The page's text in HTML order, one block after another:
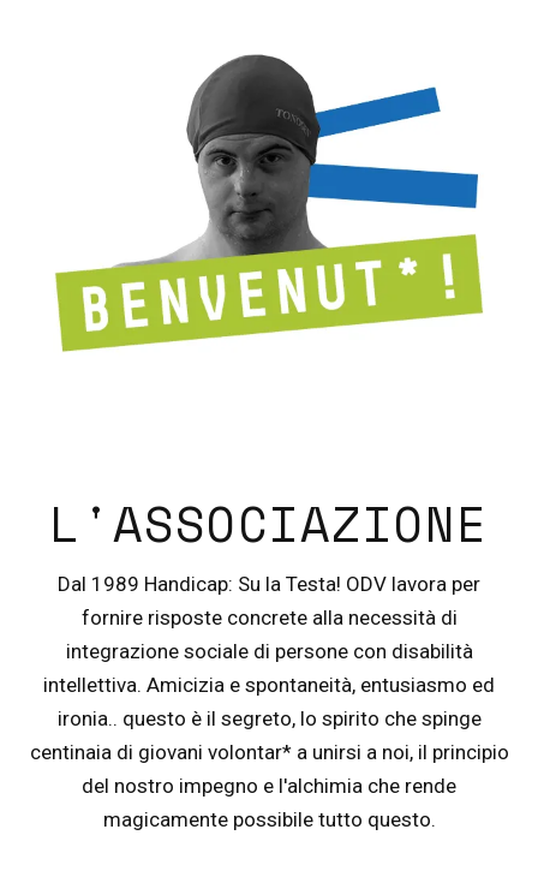
L'ASSOCIAZIONE
Dal 1989 Handicap: Su la Testa! ODV lavora per
fornire risposte concrete alla necessità di
integrazione sociale di persone con disabilità
intellettiva. Amicizia e spontaneità, entusiasmo ed
ironia.. questo è il segreto, lo spirito che spinge
centinaia di giovani volontar* a unirsi a noi, il principio
del nostro impegno e l'alchimia che rende
magicamente possibile tutto questo.